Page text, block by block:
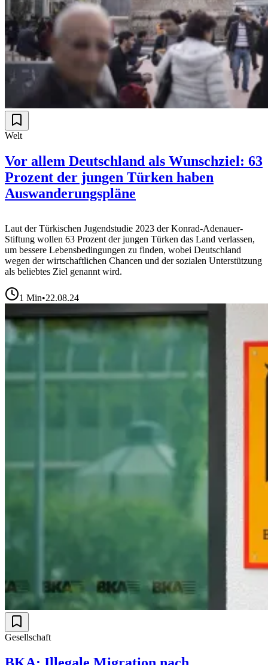
Welt
Vor allem Deutschland als Wunschziel: 63
Prozent der jungen Türken haben
Auswanderungspläne
Laut der Türkischen Jugendstudie 2023 der Konrad-Adenauer-
Stiftung wollen 63 Prozent der jungen Türken das Land verlassen,
um bessere Lebensbedingungen zu finden, wobei Deutschland
wegen der wirtschaftlichen Chancen und der sozialen Unterstützung
als beliebtes Ziel genannt wird.
1 Min•22.08.24
Gesellschaft